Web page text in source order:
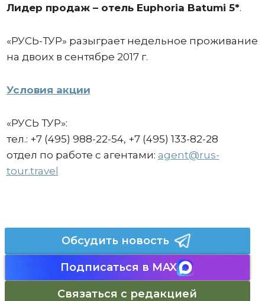
Лидер продаж – отель Euphoria Batumi 5*.
«РУСЬ-ТУР» разыграет недельное проживание
на двоих в сентябре 2017 г.
Условия акции
«РУСЬ ТУР»:
тел.: +7 (495) 988-22-54, +7 (495) 133-82-28
отдел по работе с агентами: agent@rus-
tour.travel
Обсудить новость
Подписаться в MAX
Связаться с редакцией